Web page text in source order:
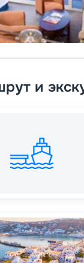
и